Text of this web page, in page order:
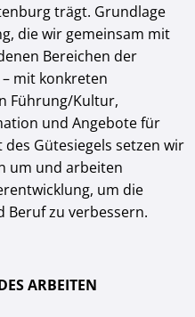
trägt. Grundlage
die wir gemeinsam mit
Bereichen der
mit konkreten
Führung/Kultur,
und Angebote für
Gütesiegels setzen wir
um und arbeiten
um die
Beruf zu verbessern.
ARBEITEN